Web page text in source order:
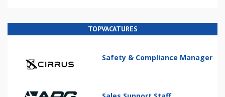
TOPVACATURES
Safety & Compliance Manager